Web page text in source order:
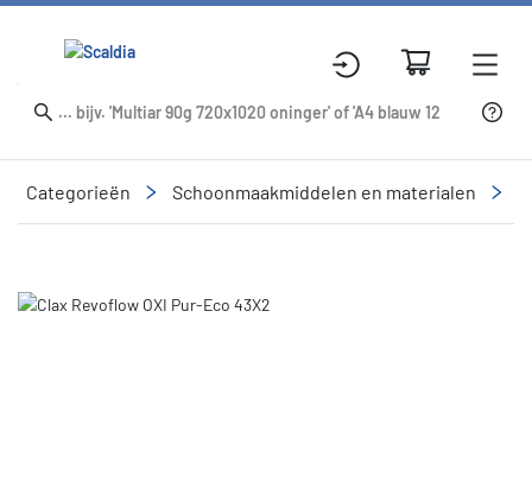
Categorieën Schoonmaakmiddelen en materialen
Slide 2 of 2